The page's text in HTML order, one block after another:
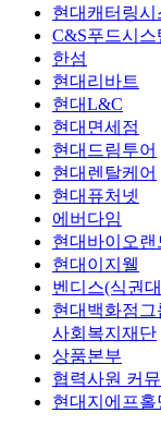
현대캐터링시
C&S푸드시스
한섬
현대리바트
현대L&C
현대면세점
현대드림투어
현대렌탈케어
현대퓨처넷
에버다임
현대바이오랜
현대이지웰
벤디스(식권
현대백화점그
사회복지재단
상품본부
협력사원 커뮤
현대지에프홀